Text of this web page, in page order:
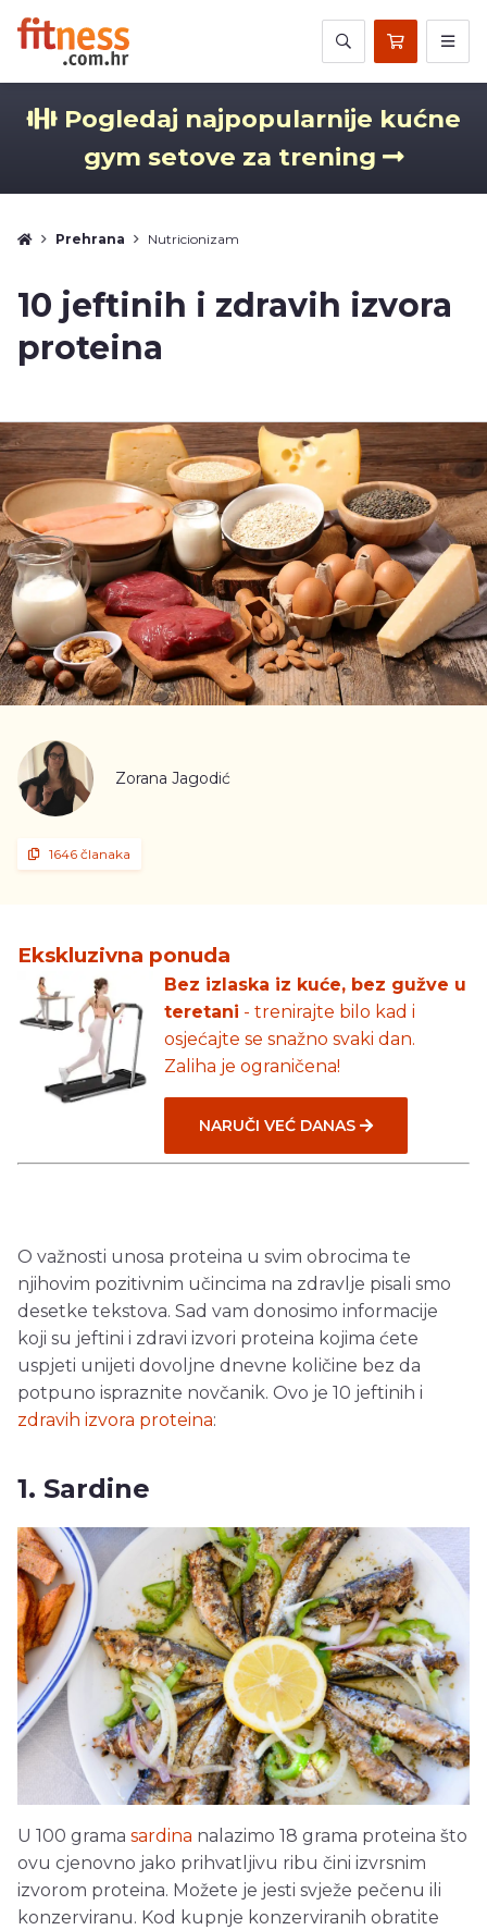
Pogledaj najpopularnije kućne
gym setove za trening
Prehrana Nutricionizam
10 jeftinih i zdravih izvora
proteina
Zorana Jagodić
1646 članaka
Ekskluzivna ponuda
Bez izlaska iz kuće, bez gužve u
teretani - trenirajte bilo kad i
osjećajte se snažno svaki dan.
Zaliha je ograničena!
NARUČI VEĆ DANAS
O važnosti unosa proteina u svim obrocima te
njihovim pozitivnim učincima na zdravlje pisali smo
desetke tekstova. Sad vam donosimo informacije
koji su jeftini i zdravi izvori proteina kojima ćete
uspjeti unijeti dovoljne dnevne količine bez da
potpuno ispraznite novčanik. Ovo je 10 jeftinih i
zdravih izvora proteina:
1. Sardine
U 100 grama sardina nalazimo 18 grama proteina što
ovu cjenovno jako prihvatljivu ribu čini izvrsnim
izvorom proteina. Možete je jesti svježe pečenu ili
konzerviranu. Kod kupnje konzerviranih obratite